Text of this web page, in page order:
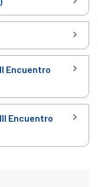
Encuentro
Encuentro